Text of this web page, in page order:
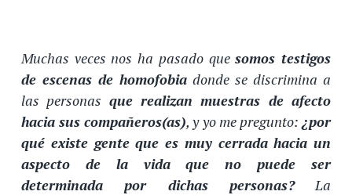
Muchas veces nos ha pasado quesomos testigos
de escenas de homofobia donde se discrimina a
las personas que realizan muestras de afecto
hacia sus compañeros(as), y yo me pregunto: ¿por
qué existe gente que es muy cerrada hacia un
aspecto de la vida que no puede ser
determinada por dichas personas?La